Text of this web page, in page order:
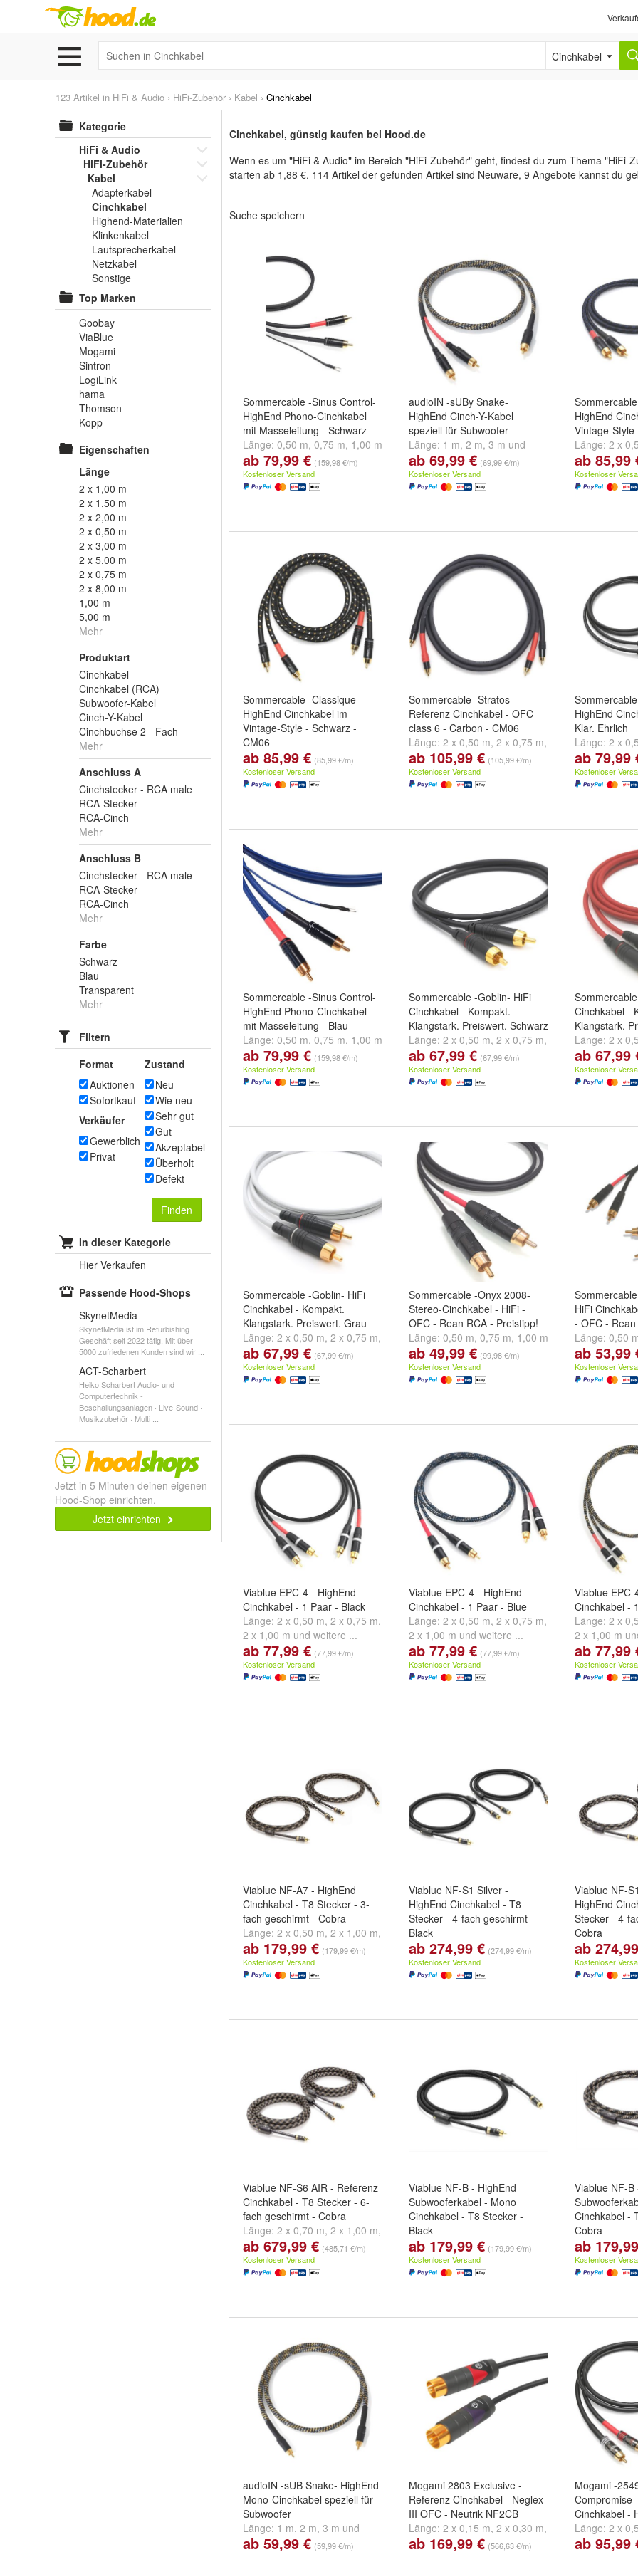
Cinchkabel
123 Artikel in HiFi & Audio › HiFi-Zubehör › Kabel › Cinchkabel
Kategorie
HiFi & Audio
HiFi-Zubehör
Kabel
Adapterkabel
Cinchkabel
Highend-Materialien
Klinkenkabel
Lautsprecherkabel
Netzkabel
Sonstige
Top Marken
Goobay
ViaBlue
Mogami
Sintron
LogiLink
hama
Thomson
Kopp
Eigenschaften
Länge
2 x 1,00 m
2 x 1,50 m
2 x 2,00 m
2 x 0,50 m
2 x 3,00 m
2 x 5,00 m
2 x 0,75 m
2 x 8,00 m
1,00 m
5,00 m
Mehr
Produktart
Cinchkabel
Cinchkabel (RCA)
Subwoofer-Kabel
Cinch-Y-Kabel
Cinchbuchse 2 - Fach
Mehr
Anschluss A
Cinchstecker - RCA male
RCA-Stecker
RCA-Cinch
Mehr
Anschluss B
Cinchstecker - RCA male
RCA-Stecker
RCA-Cinch
Mehr
Farbe
Schwarz
Blau
Transparent
Mehr
Filtern
Format
Auktionen
Sofortkauf
Verkäufer
Gewerblich
Privat
Zustand
Neu
Wie neu
Sehr gut
Gut
Akzeptabel
Überholt
Defekt
Finden
In dieser Kategorie
Hier Verkaufen
Passende Hood-Shops
SkynetMedia
SkynetMedia ist im Refurbishing
Geschäft seit 2022 tätig. Mit über
5000 zufriedenen Kunden sind wir ...
ACT-Scharbert
Heiko Scharbert Audio- und
Computertechnik -
Beschallungsanlagen · Live-Sound ·
Musikzubehör · Multi ...
Jetzt in 5 Minuten deinen eigenen
Hood-Shop einrichten.
Jetzt einrichten
Cinchkabel, günstig kaufen bei Hood.de
Wenn es um "HiFi & Audio" im Bereich "HiFi-Zubehör" geht, findest du zum Thema
starten ab 1,88 €. 114 Artikel der gefunden Artikel sind Neuware, 9 Angebote kannst du
Suche speichern
Sommercable -Sinus Control-
HighEnd Phono-Cinchkabel
mit Masseleitung - Schwarz
Länge: 0,50 m, 0,75 m, 1,00 m
und weitere ...
ab 79,99 € (159,98 €/m)
Kostenloser Versand
audioIN -sUBy Snake-
HighEnd Cinch-Y-Kabel
speziell für Subwoofer
Länge: 1 m, 2 m, 3 m und
weitere ...
ab 69,99 € (69,99 €/m)
Kostenloser Versand
HighEnd
Vintage-
Länge: 2 x
2 x 1,00 m
ab 85,99
Kostenloser
Sommercable -Classique-
HighEnd Cinchkabel im
Vintage-Style - Schwarz -
CM06
Länge:2 x 0,50 m,2 x 0,75 m
2 x 1,00 mundweitere ...
ab 85,99 € (85,99 €/m)
Kostenloser Versand
Sommercable -Stratos-
Referenz Cinchkabel - OFC
class 6 - Carbon - CM06
Länge: 2 x 0,50 m, 2 x 0,75 m,
2 x 1,00 m undweitere ...
ab 105,99 € (105,99 €/m)
Kostenloser Versand
HighEnd
Klar. Ehrlich
Länge: 2 x
2 x 1,00 m
ab 79,99
Kostenloser
Sommercable -Sinus Control-
HighEnd Phono-Cinchkabel
mit Masseleitung - Blau
Länge: 0,50 m, 0,75 m, 1,00 m
und weitere ...
ab 79,99 € (159,98 €/m)
Kostenloser Versand
Sommercable -Goblin- HiFi
Cinchkabel - Kompakt.
Klangstark. Preiswert. Schwarz
Länge: 2 x 0,50 m, 2 x 0,75 m,
2 x 1,00 mund weitere ...
ab 67,99 € (67,99 €/m)
Kostenloser Versand
Cinchkabel -
Klangstark.
Länge: 2 x
2 x 1,00 m
ab 67,99
Kostenloser
Sommercable -Goblin- HiFi
Cinchkabel - Kompakt.
Klangstark. Preiswert. Grau
Länge: 2 x 0,50 m, 2 x 0,75 m,
2 x 1,00 mund weitere ...
ab 67,99 € (67,99 €/m)
Kostenloser Versand
Sommercable -Onyx 2008-
Stereo-Cinchkabel - HiFi -
OFC - Rean RCA - Preistipp!
Länge: 0,50 m, 0,75 m, 1,00 m
und weitere ...
ab 49,99 € (99,98 €/m)
Kostenloser Versand
HiFi
- OFC -
Länge: 0,50
und weitere ...
ab 53,99
Kostenloser
Viablue EPC-4 - HighEnd
Cinchkabel - 1 Paar - Black
Länge: 2 x 0,50 m, 2 x 0,75 m,
2 x 1,00 m und weitere ...
ab 77,99 € (77,99 €/m)
Kostenloser Versand
Viablue EPC-4 - HighEnd
Cinchkabel - 1 Paar - Blue
Länge: 2 x 0,50 m, 2 x 0,75 m,
2 x 1,00 m und weitere ...
ab 77,99 € (77,99 €/m)
Kostenloser Versand
Viablue EPC-
Cinchkabel -
Länge: 2 x
2 x 1,00 m
ab 77,99
Kostenloser
Viablue NF-A7 - HighEnd
Cinchkabel - T8 Stecker - 3-
fach geschirmt - Cobra
Länge: 2 x 0,50 m, 2 x 1,00 m,
2 x 1,50 m undweitere ...
ab 179,99 € (179,99 €/m)
Kostenloser Versand
Viablue NF-S1 Silver -
HighEnd Cinchkabel - T8
Stecker - 4-fach geschirmt -
Black
Länge:2 x 0,50 m,2 x 1,00 m
2 x 1,50 mundweitere ...
ab 274,99 € (274,99 €/m)
Kostenloser Versand
Viablue NF-
HighEnd
Stecker - 4-
Cobra
Länge:2 x
2 x 1,50 m
ab
Kostenloser
Viablue NF-S6 AIR - Referenz
Cinchkabel - T8 Stecker - 6-
fach geschirmt - Cobra
Länge: 2 x 0,70 m, 2 x 1,00 m,
2 x 1,50 m undweitere ...
ab 679,99 € (485,71 €/m)
Kostenloser Versand
Viablue NF-B - HighEnd
Subwooferkabel - Mono
Cinchkabel - T8 Stecker -
Black
Länge:1,00 m ,2,50 m,5,00 m
undweitere ...
ab 179,99 € (179,99 €/m)
Kostenloser Versand
Viablue NF-B
Cinchkabel -
Cobra
Länge:1,00 m
undweitere ...
ab
Kostenloser
audioIN -sUB Snake- HighEnd
Mono-Cinchkabel speziell für
Subwoofer
Länge: 1 m, 2 m, 3 m und
weitere ...
ab 59,99 € (59,99 €/m)
Mogami 2803 Exclusive -
Referenz Cinchkabel - Neglex
III OFC - Neutrik NF2CB
Länge: 2 x 0,15 m, 2 x 0,30 m,
2 x 0,50 m undweitere ...
ab 169,99 € (566,63 €/m)
Mogami -
Cinchkabel -
Länge: 2 x
2 x 1,00 m
ab 95,99